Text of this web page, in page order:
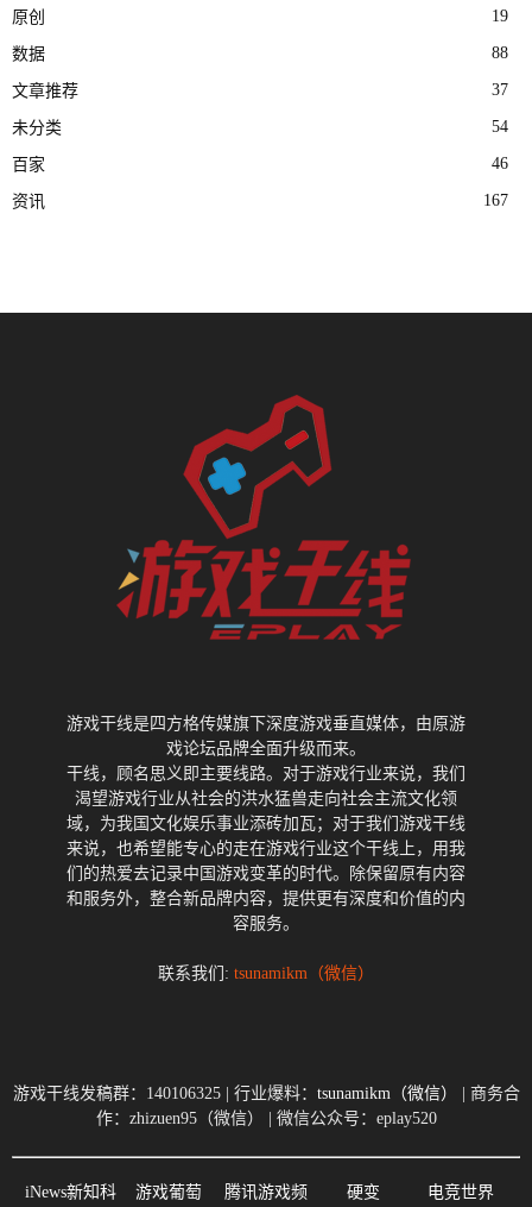
原创 19
数据 88
文章推荐 37
未分类 54
百家 46
资讯 167
游戏干线是四方格传媒旗下深度游戏垂直媒体，由原游
戏论坛品牌全面升级而来。
干线，顾名思义即主要线路。对于游戏行业来说，我们
渴望游戏行业从社会的洪水猛兽走向社会主流文化领
域，为我国文化娱乐事业添砖加瓦；对于我们游戏干线
来说，也希望能专心的走在游戏行业这个干线上，用我
们的热爱去记录中国游戏变革的时代。除保留原有内容
和服务外，整合新品牌内容，提供更有深度和价值的内
容服务。
联系我们: tsunamikm（微信）
游戏干线发稿群：140106325 | 行业爆料： tsunamikm（微信）
| 商务合
作：zhizuen95（微信） | 微信公众号：eplay520
iNews新知科 游戏葡萄 腾讯游戏频 硬变 电竞世界